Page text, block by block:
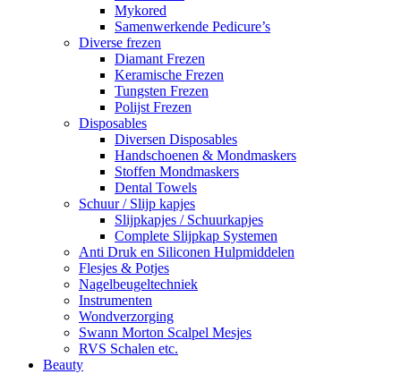
Mykored
Samenwerkende Pedicure’s
Diverse frezen
Diamant Frezen
Keramische Frezen
Tungsten Frezen
Polijst Frezen
Disposables
Diversen Disposables
Handschoenen & Mondmaskers
Stoffen Mondmaskers
Dental Towels
Schuur / Slijp kapjes
Slijpkapjes / Schuurkapjes
Complete Slijpkap Systemen
Anti Druk en Siliconen Hulpmiddelen
Flesjes & Potjes
Nagelbeugeltechniek
Instrumenten
Wondverzorging
Swann Morton Scalpel Mesjes
RVS Schalen etc.
Beauty